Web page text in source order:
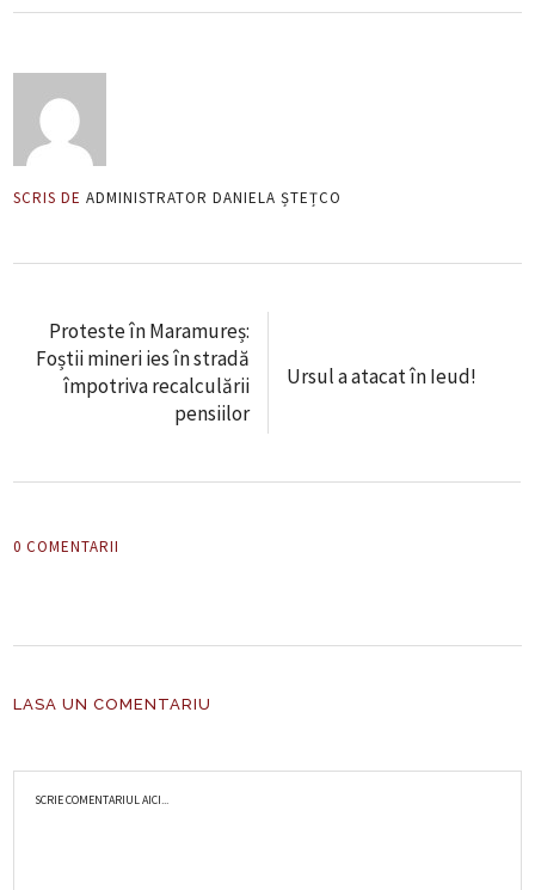
SCRIS DE ADMINISTRATOR DANIELA ȘTEȚCO
Proteste în Maramureș:
Foștii mineri ies în stradă
împotriva recalculării
pensiilor
Ursul a atacat în Ieud!
0 COMENTARII
LASA UN COMENTARIU